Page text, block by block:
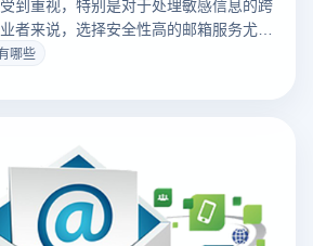
者来说，选择安全性高的邮箱服务尤为
？安全性高的邮箱通常具有强大的加密
、两步验证和隐私保护功能。以下是一
：与ProtonMail类似，在不显示广告
加密服务，同时保护用户的通信隐私。
提供包括加密、两步验证和数据隐私保
案。 4. Outlook (微软邮箱)：通过反钓
哪些